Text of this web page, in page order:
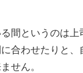
間というのは上
合わせたりと
せん。